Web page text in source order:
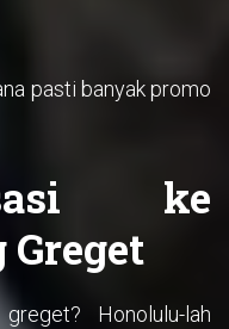
pasti banyak promo
ke
Honolulu-lah